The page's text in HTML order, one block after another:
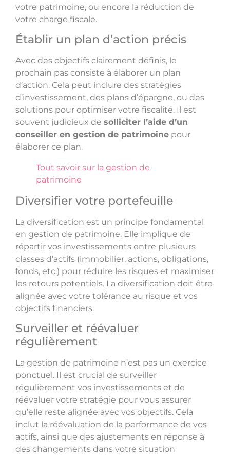
votre patrimoine, ou encore la réduction de
votre charge fiscale.
Établir un plan d’action précis
Avec des objectifs clairement définis, le
prochain pas consiste à élaborer un plan
d’action. Cela peut inclure des stratégies
d’investissement, des plans d’épargne, ou des
solutions pour optimiser votre fiscalité. Il est
souvent judicieux de solliciter l’aide d’un
conseiller en gestion de patrimoine pour
élaborer ce plan.
Tout savoir sur la gestion de
patrimoine
Diversifier votre portefeuille
La diversification est un principe fondamental
en gestion de patrimoine. Elle implique de
répartir vos investissements entre plusieurs
classes d’actifs (immobilier, actions, obligations,
fonds, etc.) pour réduire les risques et maximiser
les retours potentiels. La diversification doit être
alignée avec votre tolérance au risque et vos
objectifs financiers.
Surveiller et réévaluer
régulièrement
La gestion de patrimoine n’est pas un exercice
ponctuel. Il est crucial de surveiller
régulièrement vos investissements et de
réévaluer votre stratégie pour vous assurer
qu’elle reste alignée avec vos objectifs. Cela
inclut la réévaluation de la performance de vos
actifs, ainsi que des ajustements en réponse à
des changements dans votre situation